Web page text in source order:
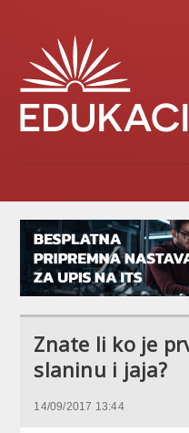
Znate li ko je
slaninu i jaja?
14/09/2017 13:44